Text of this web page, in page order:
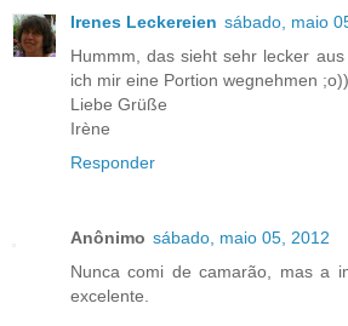
Irenes Leckereien sábado, maio
Hummm, das sieht sehr lecker
ich mir eine Portion wegnehmen ;o))
Liebe Grüße
Irène
Responder
Anônimo sábado, maio 05, 2012
Nunca comi de camarão, mas a
excelente.